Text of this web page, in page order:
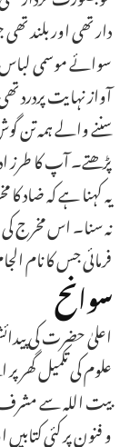
دار تھی اور بلند
سوائے موسمی
آواز نہایت پردرد
سننے والے ہمہ
پڑھتے۔ آپ کا طرز
یہ کہنا ہے کہ ضاد
نہ سنا۔ اس مخرج
فرمائی جس کا نام
سوانح
اعلیٰ حضرت کی
علوم کی تکمیل گھر
بیت اللہ سے
و فنون پر کئی